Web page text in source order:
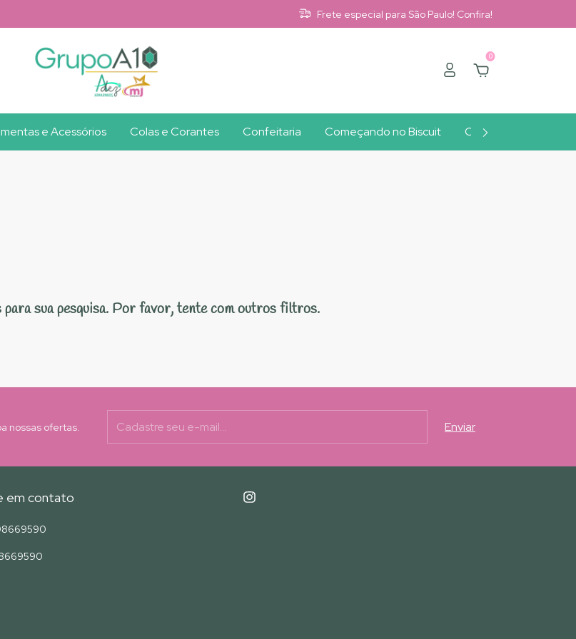
Frete especial para São Paulo! Confira!
0
e Acessórios Colas e Corantes Confeitaria Começando no Biscuit Clube A10
sua pesquisa. Por favor, tente com outros filtros.
nossas ofertas.
em contato